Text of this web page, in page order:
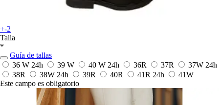
+-2
Talla
*
Guía de tallas
36 W 24h 39 W 40 W 24h 36R 37R 37W 24h
38R
38W 24h 39R 40R 41R 24h
41W
Este campo es obligatorio